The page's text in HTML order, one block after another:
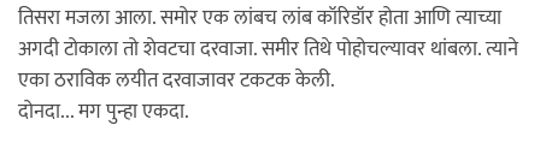
तिसरा मजला आला. समोर एक लांबच लांब कॉरिडॉर होता आणि त्याच्या
अगदी टोकाला तो शेवटचा दरवाजा. समीर तिथे पोहोचल्यावर थांबला. त्याने
एका ठराविक लयीत दरवाजावर टकटक केली.
दोनदा... मग पुन्हा एकदा.